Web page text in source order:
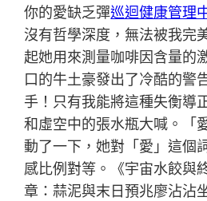
你的愛缺乏彈巡迴健康管理
沒有哲學深度，無法被我完
起她用來測量咖啡因含量的
口的牛土豪發出了冷酷的警
手！只有我能將這種失衡導
和虛空中的張水瓶大喊。「
動了一下，她對「愛」這個
感比例對等。《宇宙水餃與
章：蒜泥與末日預兆廖沾沾